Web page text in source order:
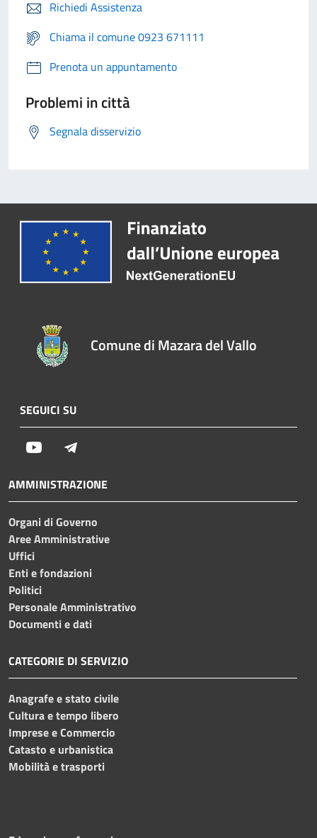
Richiedi Assistenza
Chiama il comune 0923 671111
Prenota un appuntamento
Problemi in città
Segnala disservizio
Comune di Mazara del Vallo
SEGUICI SU
Youtube
AMMINISTRAZIONE
Organi di Governo
Aree Amministrative
Uffici
Enti e fondazioni
Politici
Personale Amministrativo
Documenti e dati
CATEGORIE DI SERVIZIO
Anagrafe e stato civile
Cultura e tempo libero
Imprese e Commercio
Catasto e urbanistica
Mobilità e trasporti